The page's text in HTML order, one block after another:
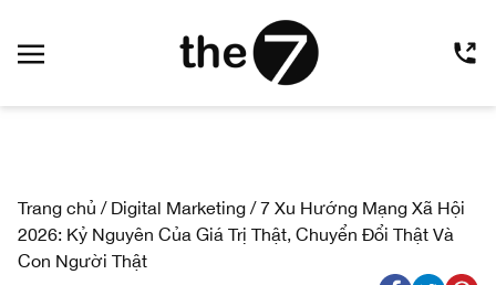
Trang chủ / Digital Marketing /7 Xu Hướng Mạng Xã Hội
2026: Kỷ Nguyên Của Giá Trị Thật, Chuyển Đổi Thật Và
Con Người Thật